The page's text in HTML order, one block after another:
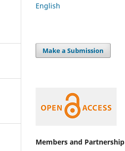
English
Make a Submission
Members and Partnership